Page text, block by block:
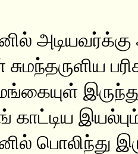
காட்டிய
பொலிந்து